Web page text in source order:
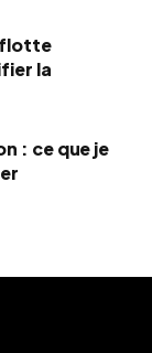
flotte
la
: ce que je